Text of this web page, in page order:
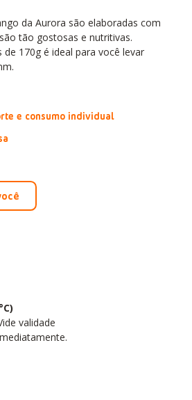
da Aurora são elaboradas com
tão gostosas e nutritivas.
170g é ideal para você levar
e consumo individual
validade